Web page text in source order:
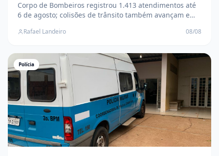
Corpo de Bombeiros registrou 1.413 atendimentos até
6 de agosto; colisões de trânsito também avançam e
Rafael Landeiro 08/08
Polícia